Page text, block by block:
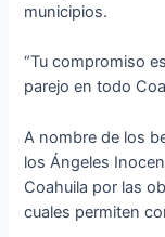
municipios.
“Tu compromiso
parejo en todo
A nombre de los
los Ángeles
Coahuila por las
cuales permiten